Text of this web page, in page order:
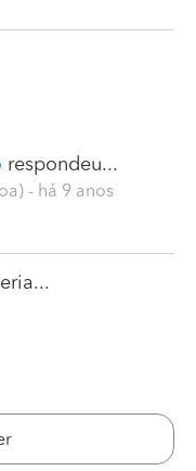
respondeu...
- há 9 anos